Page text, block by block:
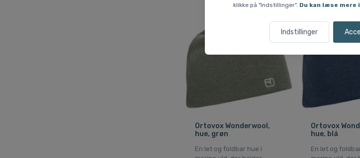
klikke på "Indstillinger". Du kan læse
Indstillinger
Ortovox Wonderwool,
hue, grøn
En let og foldbar hue i
Ortovox
hue, blå
En let og